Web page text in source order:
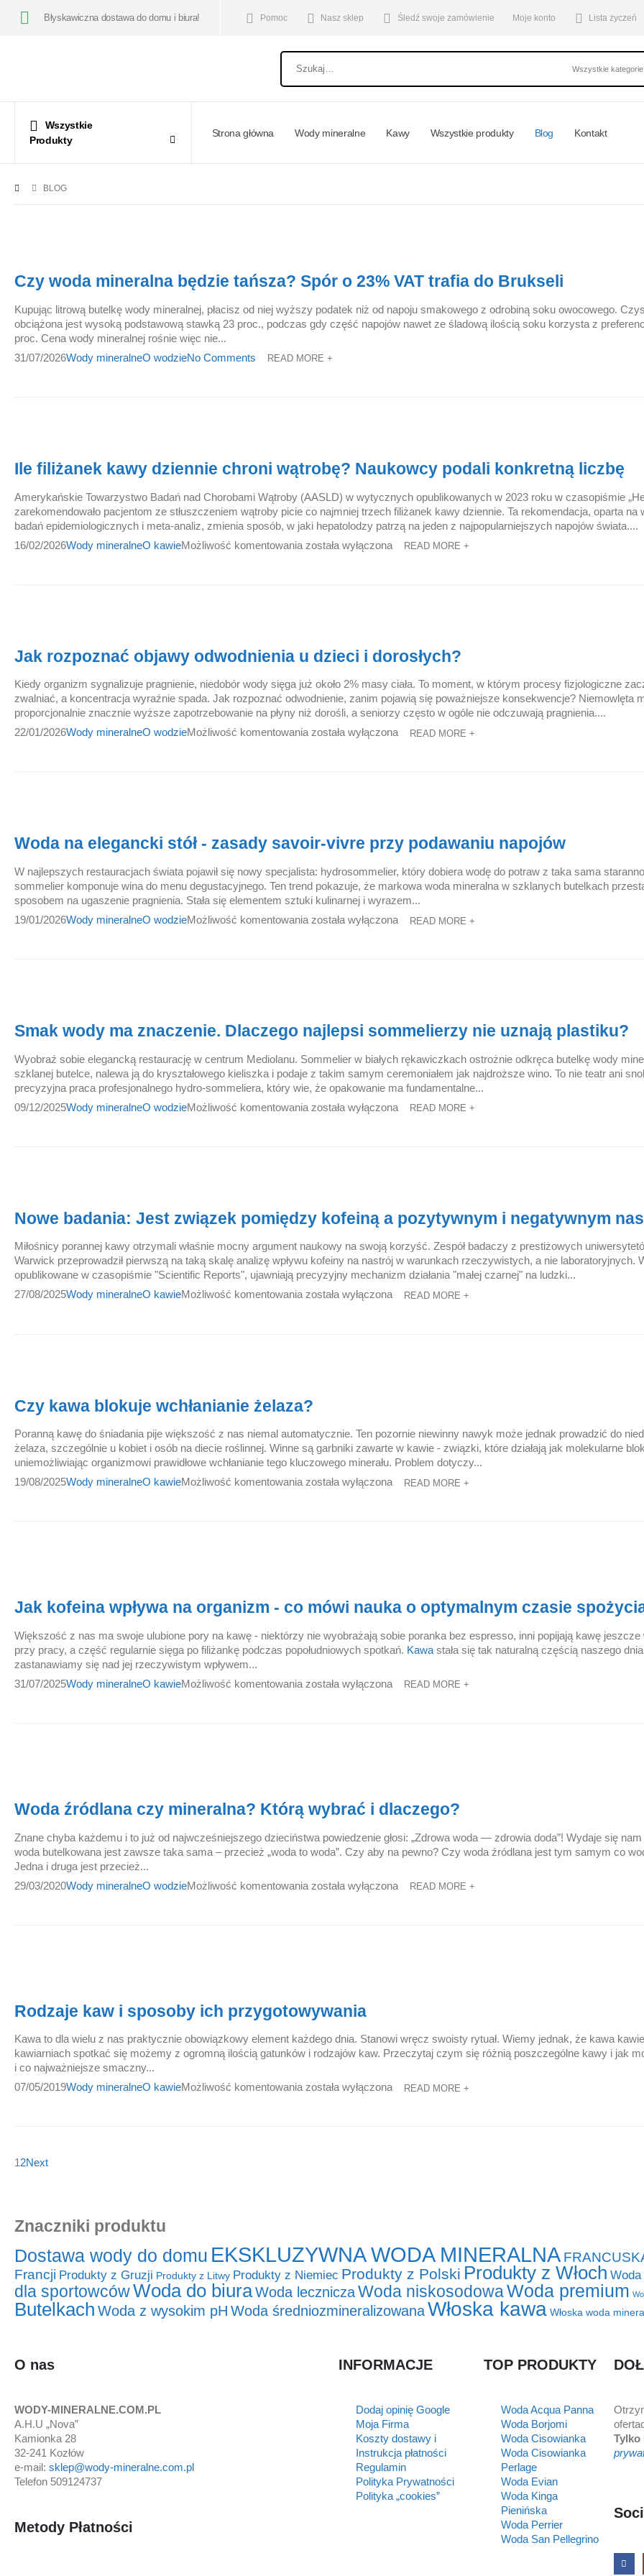
Błyskawiczna dostawa do domu i biura! Pomoc Nasz sklep Śledź swoje zamówienie Moje konto Lista życzeń
Wszystkie
Produkty
Strona główna Wody mineralne Kawy Wszystkie produkty Blog Kontakt
BLOG
Czy woda mineralna będzie tańsza? Spór o 23% VAT trafia do Brukseli
Kupując litrową butelkę wody mineralnej, płacisz od niej wyższy podatek niż od napoju smakowego z odrobiną soku owocowego.
obciążona jest wysoką podstawową stawką 23 proc., podczas gdy część napojów nawet ze śladową ilością soku korzysta z
proc. Cena wody mineralnej rośnie więc nie...
31/07/2026Wody mineralneO wodzieNo Comments READ MORE +
Ile filiżanek kawy dziennie chroni wątrobę? Naukowcy podali konkretną liczbę
Amerykańskie Towarzystwo Badań nad Chorobami Wątroby (AASLD) w wytycznych opublikowanych w 2023 roku w czasopiśmie
zarekomendowało pacjentom ze stłuszczeniem wątroby picie co najmniej trzech filiżanek kawy dziennie. Ta rekomendacja, oparta na
badań epidemiologicznych i meta-analiz, zmienia sposób, w jaki hepatolodzy patrzą na jeden z najpopularniejszych napojów świata....
16/02/2026Wody mineralneO kawieMożliwość komentowania została wyłączona READ MORE +
Jak rozpoznać objawy odwodnienia u dzieci i dorosłych?
Kiedy organizm sygnalizuje pragnienie, niedobór wody sięga już około 2% masy ciała. To moment, w którym procesy fizjologiczne
zwalniać, a koncentracja wyraźnie spada. Jak rozpoznać odwodnienie, zanim pojawią się poważniejsze konsekwencje? Niemowlęta
proporcjonalnie znacznie wyższe zapotrzebowanie na płyny niż dorośli, a seniorzy często w ogóle nie odczuwają pragnienia....
22/01/2026Wody mineralneO wodzieMożliwość komentowaniazostała wyłączona READ MORE +
Woda na elegancki stół - zasady savoir-vivre przy podawaniu napojów
W najlepszych restauracjach świata pojawił się nowy specjalista: hydrosommelier, który dobiera wodę do potraw z taka sama
sommelier komponuje wina do menu degustacyjnego. Ten trend pokazuje, że markowa woda mineralna w szklanych butelkach
sposobem na ugaszenie pragnienia. Stała się elementem sztuki kulinarnej i wyrazem...
19/01/2026Wody mineralneO wodzieMożliwość komentowaniazostała wyłączona READ MORE +
Smak wody ma znaczenie. Dlaczego najlepsi sommelierzy nie uznają plastiku?
Wyobraź sobie elegancką restaurację w centrum Mediolanu. Sommelier w białych rękawiczkach ostrożnie odkręca butelkę wody
szklanej butelce, nalewa ją do kryształowego kieliszka i podaje z takim samym ceremoniałem jak najdroższe wino. To nie teatr ani
precyzyjna praca profesjonalnego hydro-sommeliera, który wie, że opakowanie ma fundamentalne...
09/12/2025Wody mineralneO wodzieMożliwość komentowania została wyłączona READ MORE +
Nowe badania: Jest związek pomiędzy kofeiną a pozytywnym i negatywnym
Miłośnicy porannej kawy otrzymali właśnie mocny argument naukowy na swoją korzyść. Zespół badaczy z prestiżowych
Warwick przeprowadził pierwszą na taką skalę analizę wpływu kofeiny na nastrój w warunkach rzeczywistych, a nie laboratoryjnych.
opublikowane w czasopiśmie "Scientific Reports", ujawniają precyzyjny mechanizm działania "małej czarnej" na ludzki...
27/08/2025Wody mineralneO kawieMożliwość komentowaniazostała wyłączona READ MORE +
Czy kawa blokuje wchłanianie żelaza?
Poranną kawę do śniadania pije większość z nas niemal automatycznie. Ten pozornie niewinny nawyk może jednak prowadzić do
żelaza, szczególnie u kobiet i osób na diecie roślinnej. Winne są garbniki zawarte w kawie - związki, które działają jak molekularne
uniemożliwiając organizmowi prawidłowe wchłanianie tego kluczowego minerału. Problem dotyczy...
19/08/2025Wody mineralneO kawieMożliwość komentowaniazostała wyłączona READ MORE +
Jak kofeina wpływa na organizm - co mówi nauka o optymalnym czasie
Większość z nas ma swoje ulubione pory na kawę - niektórzy nie wyobrażają sobie poranka bez espresso, inni popijają kawę jeszcze
przy pracy, a część regularnie sięga po filiżankę podczas popołudniowych spotkań. Kawa stała się tak naturalną częścią naszego
zastanawiamy się nad jej rzeczywistym wpływem...
31/07/2025Wody mineralneO kawieMożliwość komentowania została wyłączona READ MORE +
Woda źródlana czy mineralna? Którą wybrać i dlaczego?
Znane chyba każdemu i to już od najwcześniejszego dzieciństwa powiedzenie głosi: „Zdrowa woda — zdrowia doda”! Wydaje się
woda butelkowana jest zawsze taka sama – przecież „woda to woda”. Czy aby na pewno? Czy woda źródlana jest tym samym co
Jedna i druga jest przecież...
29/03/2020Wody mineralneO wodzieMożliwość komentowania została wyłączona READ MORE +
Rodzaje kaw i sposoby ich przygotowywania
Kawa to dla wielu z nas praktycznie obowiązkowy element każdego dnia. Stanowi wręcz swoisty rytuał. Wiemy jednak, że kawa
kawiarniach spotkać się możemy z ogromną ilością gatunków i rodzajów kaw. Przeczytaj czym się różnią poszczególne kawy i jak
i co najważniejsze smaczny...
07/05/2019Wody mineralneO kawieMożliwość komentowaniazostała wyłączona READ MORE +
12Next
Znaczniki produktu
Dostawa wody do domu EKSKLUZYWNA WODA MINERALNA
Francji Produkty z Gruzji Produkty z Litwy Produkty z Niemiec Produkty z Polski Produkty z Włoch
dla sportowcówWoda do biuraWoda leczniczaWoda niskosodowaWoda premium
Butelkach Woda z wysokim pH Woda średniozmineralizowanaWłoska kawa Włoska woda
O nas
WODY-MINERALNE.COM.PL
A.H.U „Nova”
Kamionka 28
32-241 Kozłów
e-mail: sklep@wody-mineralne.com.pl
Telefon 509124737
Metody Płatności
INFORMACJE
Dodaj opinię Google
Moja Firma
Koszty dostawy i
Instrukcja płatności
Regulamin
Polityka Prywatności
Polityka „cookies”
TOP PRODUKTY
Woda Acqua Panna
Woda Borjomi
Woda Cisowianka
Woda Cisowianka
Perlage
Woda Evian
Woda Kinga
Pienińska
Woda Perrier
Woda San Pellegrino
Tylko